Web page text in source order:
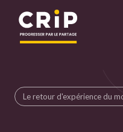
Le retour d'expérience du